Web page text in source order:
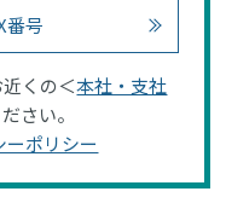
番号
くの＜本社・支社
さい。
ーポリシー